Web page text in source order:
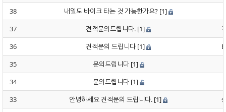
38
내일도 바이크 타는 것 가능한가요? [1]
37
견적문의드립니다. [1]
36
견적문의 드립니다 [1]
35
문의드립니다 [1]
34
문의드립니다 [1]
33
안녕하세요 견적문의 드립니다. [1]